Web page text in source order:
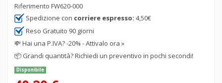
Riferimento FW620-000
Spedizione con corriere espresso: 4,50€
Reso Gratuito 90 giorni
💸Hai una P.IVA? -20% - Attivalo ora »
📦 Grandi quantità? Richiedi un preventivo in pochi secondi!
Disponibile